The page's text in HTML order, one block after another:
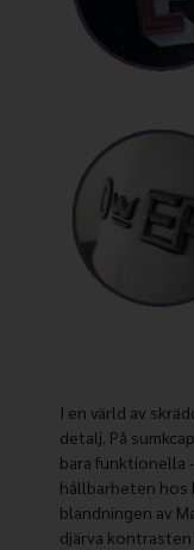
I en värld av
detalj. På
bara funktionella
hållbarheten hos
blandningen av
djärva kontrasten